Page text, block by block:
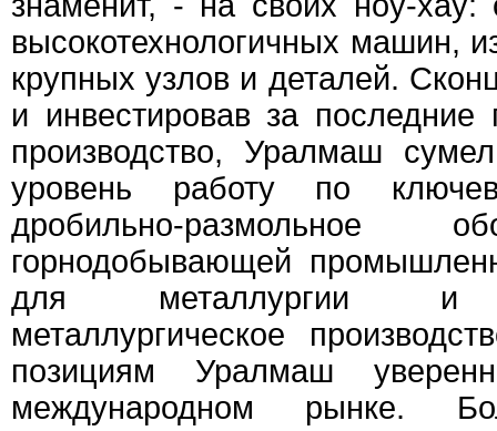
высокотехнологичных машин,
крупных узлов и деталей.
и инвестировав за
производство, Уралмаш
уровень работу по
дробильно-размольное
горнодобывающей
для металлургии и
металлургическое
позициям Уралмаш
международном рынке.